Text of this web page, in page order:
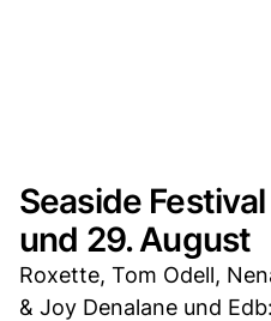
Seaside
und 29. August
Roxette, Tom Odell,
& Joy Denalane und